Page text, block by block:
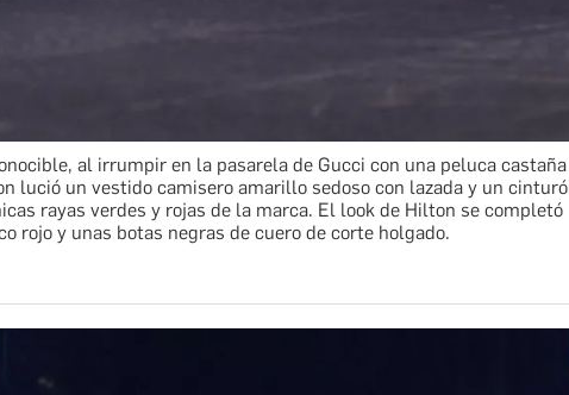
al irrumpir en la pasarela de Gucci con una peluca castaña
lució un vestido camisero amarillo sedoso con lazada y un
rayas verdes y rojas de la marca. El look de Hilton se completó
rojo y unas botas negras de cuero de corte holgado.